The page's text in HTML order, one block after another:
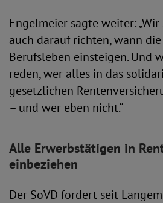
Engelmeier sagte weiter:
auch darauf richten, wann
Berufsleben einsteigen. Und
reden, wer alles in das
gesetzlichen
– und wer eben nicht.“
Alle Erwerbstätigen in
einbeziehen
Der SoVD fordert seit